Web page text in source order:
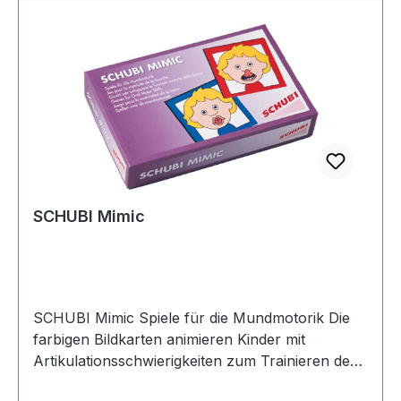
SCHUBI Mimic
SCHUBI Mimic Spiele für die Mundmotorik Die
farbigen Bildkarten animieren Kinder mit
Artikulationsschwierigkeiten zum Trainieren der